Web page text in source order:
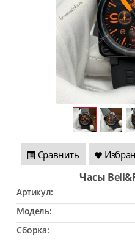
Сравнить
Часы
Артикул:
Модель:
Сборка: